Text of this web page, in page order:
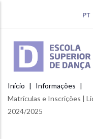
o
conteúdo
PT
Navegação
estrutural
Início
Informações
Matrículas e Inscrições |
2024/2025